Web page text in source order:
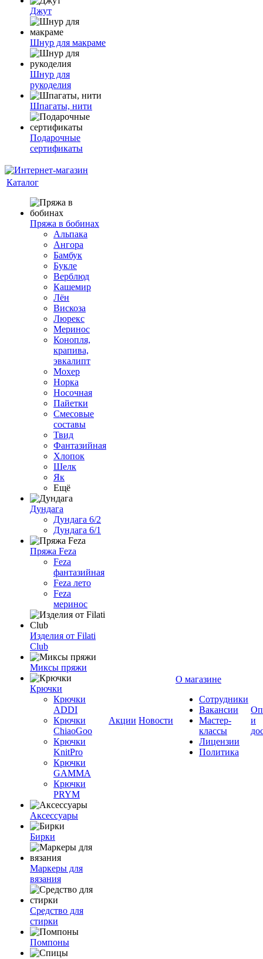
Джут
Шнур для макраме
Шнур для
рукоделия
Шпагаты, нити
Подарочные
сертификаты
Каталог
Пряжа в бобинах
Альпака
Ангора
Бамбук
Букле
Верблюд
Кашемир
Лён
Вискоза
Люрекс
Меринос
Конопля,
крапива,
эвкалипт
Мохер
Норка
Носочная
Пайетки
Смесовые
составы
Твид
Фантазийная
Хлопок
Шелк
Як
Ещё
Дундага
Дундага 6/2
Дундага 6/1
Пряжа Feza
Feza
фантазийная
Feza лето
Feza
меринос
Изделия от Filati
Club
Миксы пряжи
Крючки
Крючки
ADDI
Крючки
ChiaoGoo
Крючки
KnitPro
Крючки
GAMMA
Крючки
PRYM
Аксессуары
Бирки
Маркеры для
вязания
Средство для
стирки
Помпоны
Акции Новости
О магазине
Сотрудники
Вакансии
Мастер-
классы
Лицензии
Политика
и